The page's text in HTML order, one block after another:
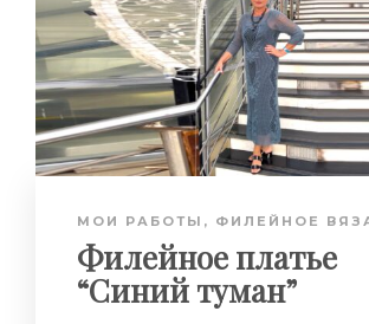
МОИ РАБОТЫ , ФИЛЕЙНОЕ
Филейное платье
“Синий туман”